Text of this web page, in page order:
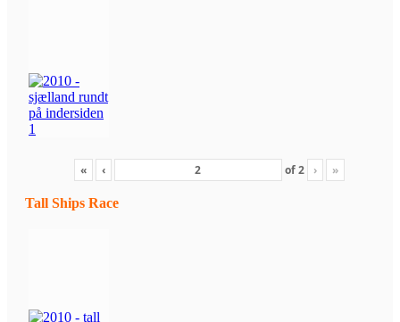
« ‹ of2 › »
Tall Ships Race